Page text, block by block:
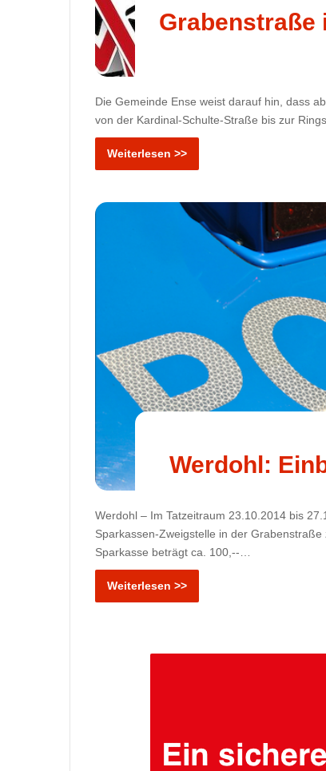
Grabenstraße
Die Gemeinde Ense weist darauf hin, dass
von der Kardinal-Schulte-Straße bis zur
Weiterlesen >>
Werdohl:
Werdohl – Im Tatzeitraum 23.10.2014 bis
Sparkassen-Zweigstelle in der
Sparkasse beträgt ca. 100,--…
Weiterlesen >>